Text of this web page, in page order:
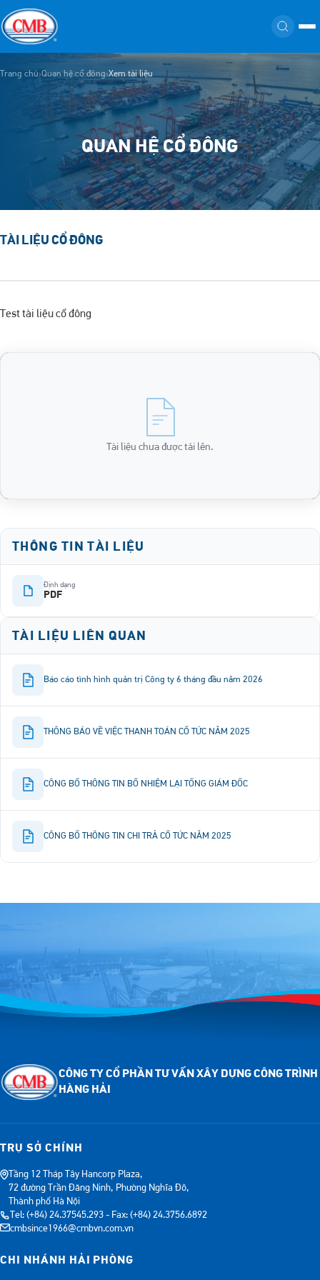
Trang chủ›Quan hệ cổ đông›Xem tài liệu
QUAN HỆ CỔ ĐÔNG
TÀI LIỆU CỔ ĐÔNG
Test tài liệu cổ đông
Tài liệu chưa được tải lên.
THÔNG TIN TÀI LIỆU
Định dạng
PDF
TÀI LIỆU LIÊN QUAN
Báo cáo tình hình quản trị Công ty 6 tháng đầu năm 2026
THÔNG BÁO VỀ VIỆC THANH TOÁN CỔ TỨC NĂM 2025
CÔNG BỐ THÔNG TIN BỔ NHIỆM LẠI TỔNG GIÁM ĐỐC
CÔNG BỐ THÔNG TIN CHI TRẢ CỔ TỨC NĂM 2025
CÔNG TY CỔ PHẦN TƯ VẤN XÂY DỰNG CÔNG TRÌNH
HÀNG HẢI
TRỤ SỞ CHÍNH
Tầng 12 Tháp Tây Hancorp Plaza,
72 đường Trần Đăng Ninh, Phường Nghĩa Đô,
Thành phố Hà Nội
Tel: (+84) 24.37545.293 - Fax: (+84) 24.3756.6892
cmbsince1966@cmbvn.com.vn
CHI NHÁNH HẢI PHÒNG